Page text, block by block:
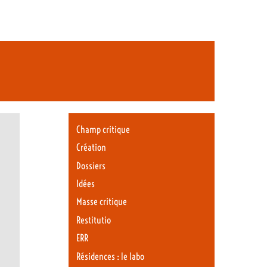
Champ critique
Création
Dossiers
Idées
Masse critique
Restitutio
ERR
Résidences : le labo